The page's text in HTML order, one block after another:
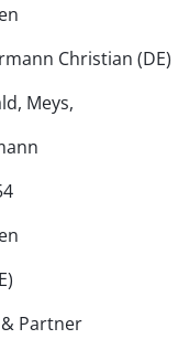
Christian (DE)
Meys,
Partner